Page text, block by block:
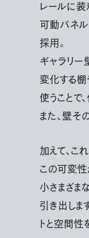
レールに装
可動パネル
採用。
ギャラリー
変化する棚
使うことで
また、壁そ
加えて、こ
この可変性
小さまざま
引き出しま
トと空間性